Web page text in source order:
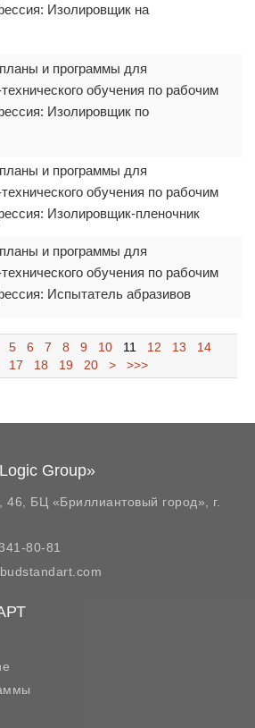
Изолировщик на
и программы для
обучения по рабочим
Изолировщик по
и программы для
обучения по рабочим
Изолировщик-пленочник
и программы для
обучения по рабочим
Испытатель абразивов
5 6 7 8 9 10 11 12 13
14
17 18 19 20 > >>>
Group»
46, БЦ «Бриллиантовый город»,
г.
80-81